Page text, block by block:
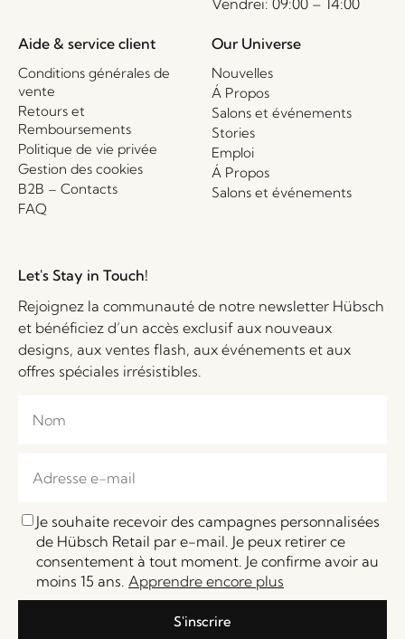
Aide & service client
Conditions générales de
vente
Retours et
Remboursements
Politique de vie privée
Gestion des cookies
B2B – Contacts
FAQ
Our Universe
Nouvelles
Á Propos
Salons et événements
Stories
Emploi
Á Propos
Salons et événements
Let's Stay in Touch!
Rejoignez la communauté de notre newsletter Hübsch
et bénéficiez d’un accès exclusif aux nouveaux
designs, aux ventes flash, aux événements et aux
offres spéciales irrésistibles.
Je souhaite recevoir des campagnes personnalisées
de Hübsch Retail par e-mail. Je peux retirer ce
consentement à tout moment. Je confirme avoir au
moins 15 ans. Apprendre encore plus
S'inscrire